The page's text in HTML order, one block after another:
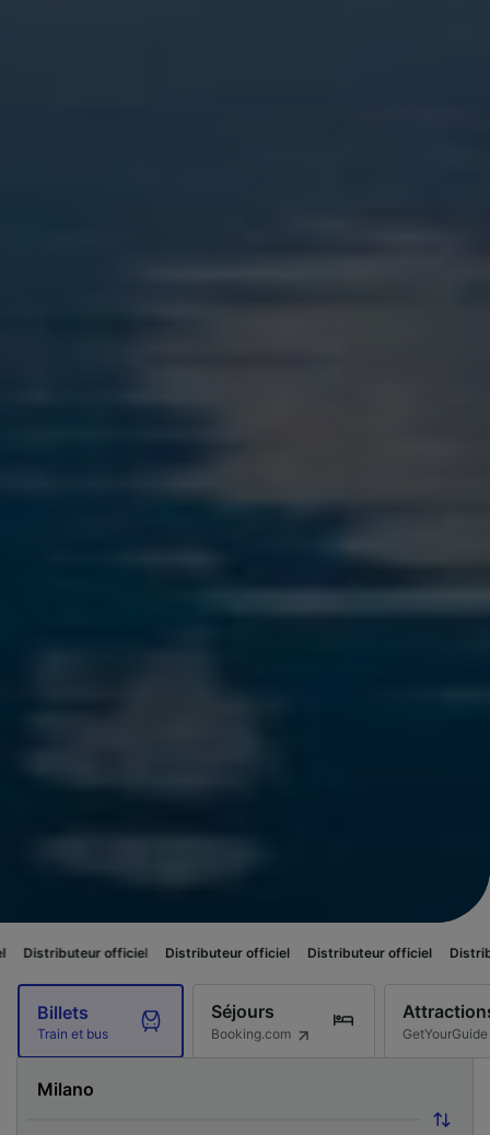
officiel Distributeur officiel Distributeur officiel Distributeur officiel
Billets
Train et bus
Séjours
Booking.com GetYourGuide